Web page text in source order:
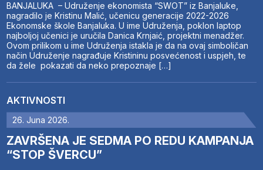
BANJALUKA – Udruženje ekonomista “SWOT” iz Banjaluke,
nagradilo je Kristinu Malić, učenicu generacije 2022-2026
Ekonomske škole Banjaluka. U ime Udruženja, poklon laptop
najboljoj učenici je uručila Danica Krnjaić, projektni menadžer.
Ovom prilikom u ime Udruženja istakla je da na ovaj simboličan
način Udruženje nagrađuje Kristininu posvećenost i uspjeh, te
da žele pokazati da neko prepoznaje […]
AKTIVNOSTI
26. Juna 2026.
ZAVRŠENA JE SEDMA PO REDU KAMPANJA
“STOP ŠVERCU”